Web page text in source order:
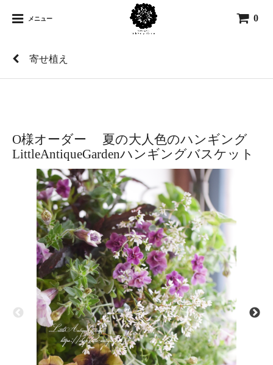
メニュー 0
寄せ植え
O様オーダー 夏の大人色のハンギング
LittleAntiqueGardenハンギングバスケット